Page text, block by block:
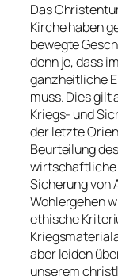
Das
Kirche haben
bewegte
denn je, dass
ganzheitliche
muss. Dies gilt
Kriegs- und
der letzte
Beurteilung
wirtschaftliche
Sicherung von
Wohlergehen
ethische
aber leiden
unserem